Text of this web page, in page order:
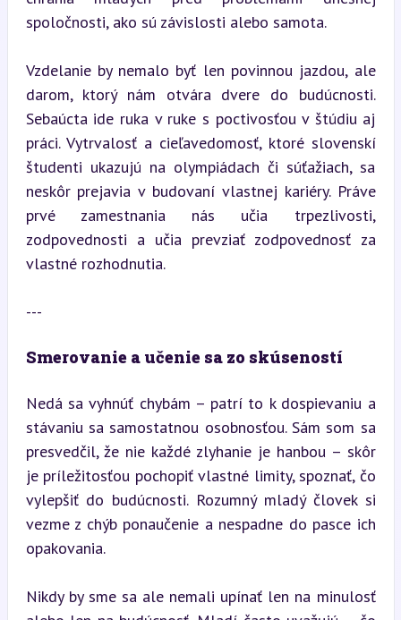
spoločnosti, ako sú závislosti alebo samota.
Vzdelanie by nemalo byť len povinnou jazdou, ale
darom, ktorý nám otvára dvere do budúcnosti.
Sebaúcta ide ruka v ruke s poctivosťou v štúdiu aj
práci. Vytrvalosť a cieľavedomosť, ktoré slovenskí
študenti ukazujú na olympiádach či súťažiach, sa
neskôr prejavia v budovaní vlastnej kariéry. Práve
prvé zamestnania nás učia trpezlivosti,
zodpovednosti a učia prevziať zodpovednosť za
vlastné rozhodnutia.
---
Smerovanie a učenie sa zo skúseností
Nedá sa vyhnúť chybám – patrí to k dospievaniu a
stávaniu sa samostatnou osobnosťou. Sám som sa
presvedčil, že nie každé zlyhanie je hanbou – skôr
je príležitosťou pochopiť vlastné limity, spoznať, čo
vylepšiť do budúcnosti. Rozumný mladý človek si
vezme z chýb ponaučenie a nespadne do pasce ich
opakovania.
Nikdy by sme sa ale nemali upínať len na minulosť